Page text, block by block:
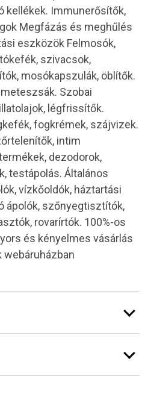
kellékek. Immunerősítők,
Megfázás és meghűlés
eszközök Felmosók,
szivacsok,
mosókapszulák, öblítők.
Szobai
légfrissítők.
fogkrémek, szájvizek.
intim
dezodorok,
testápolás. Általános
vízkőoldók, háztartási
ápolók, szőnyegtisztítók,
rovarírtók. 100%-os
és kényelmes vásárlás
webáruházban